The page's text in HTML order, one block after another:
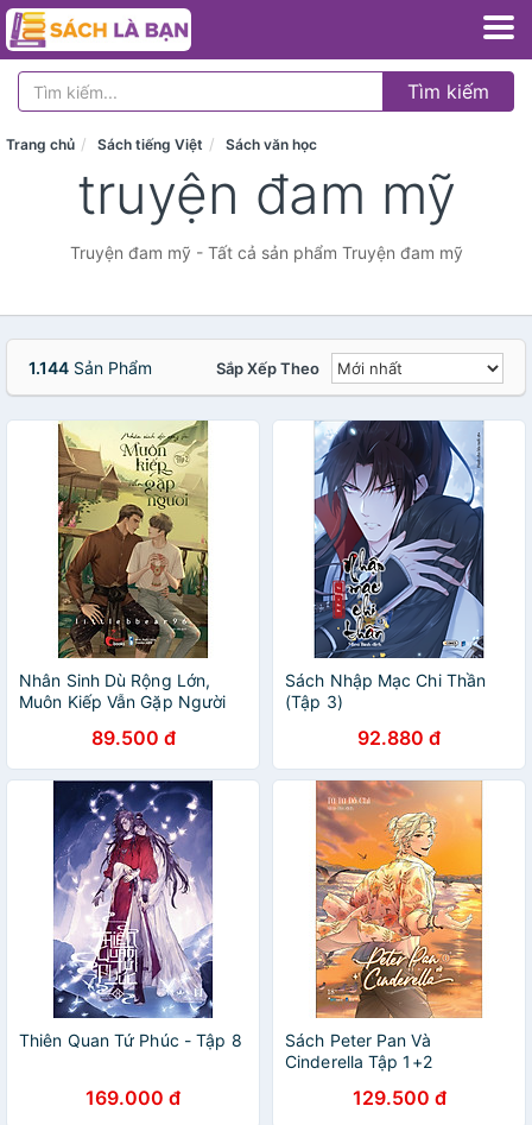
Tìm kiếm
Trang chủ Sách tiếng Việt Sách văn học
truyện đam mỹ
Truyện đam mỹ - Tất cả sản phẩm Truyện đam mỹ
1.144 Sản Phẩm Sắp Xếp Theo
Nhân Sinh Dù Rộng Lớn,
Muôn Kiếp Vẫn Gặp Người
89.500 đ
Sách Nhập Mạc Chi Thần
(Tập 3)
92.880 đ
Thiên Quan Tứ Phúc - Tập 8
169.000 đ
Sách Peter Pan Và
Cinderella Tập 1+2
129.500 đ